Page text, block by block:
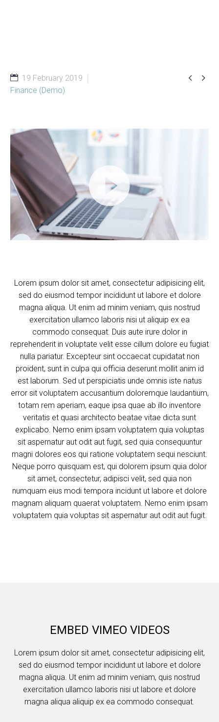
 
19 February 2019
Finance (Demo)
Lorem ipsum dolor sit amet, consectetur adipisicing elit,
sed do eiusmod tempor incididunt ut labore et dolore
magna aliqua. Ut enim ad minim veniam, quis nostrud
exercitation ullamco laboris nisi ut aliquip ex ea
commodo consequat. Duis aute irure dolor in
reprehenderit in voluptate velit esse cillum dolore eu fugiat
nulla pariatur. Excepteur sint occaecat cupidatat non
proident, sunt in culpa qui officia deserunt mollit anim id
est laborum. Sed ut perspiciatis unde omnis iste natus
error sit voluptatem accusantium doloremque laudantium,
totam rem aperiam, eaque ipsa quae ab illo inventore
veritatis et quasi architecto beatae vitae dicta sunt
explicabo. Nemo enim ipsam voluptatem quia voluptas
sit aspernatur aut odit aut fugit, sed quia consequuntur
magni dolores eos qui ratione voluptatem sequi nesciunt.
Neque porro quisquam est, qui dolorem ipsum quia dolor
sit amet, consectetur, adipisci velit, sed quia non
numquam eius modi tempora incidunt ut labore et dolore
magnam aliquam quaerat voluptatem. Nemo enim ipsam
voluptatem quia voluptas sit aspernatur aut odit aut fugit.
EMBED VIMEO VIDEOS
Lorem ipsum dolor sit amet, consectetur adipisicing elit,
sed do eiusmod tempor incididunt ut labore et dolore
magna aliqua. Ut enim ad minim veniam, quis nostrud
exercitation ullamco laboris nisi ut labore et dolore
magna aliqua aliquip ex ea commodo consequat.